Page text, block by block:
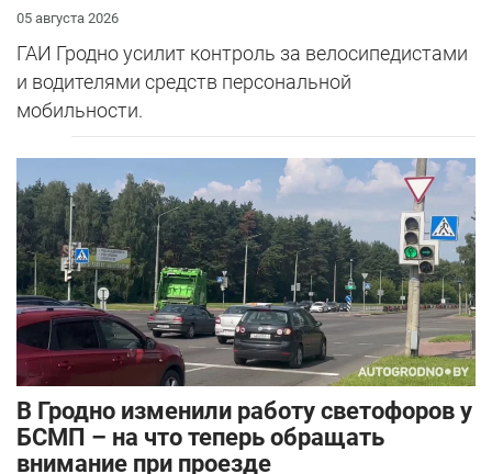
05 августа 2026
ГАИ Гродно усилит контроль за велосипедистами
и водителями средств персональной
мобильности.
В Гродно изменили работу светофоров у
БСМП – на что теперь обращать
внимание при проезде